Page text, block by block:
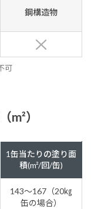
鋼構造物
可
m²）
1缶当たりの塗り面
積(m²/回/缶)
143～167（20㎏
缶の場合）